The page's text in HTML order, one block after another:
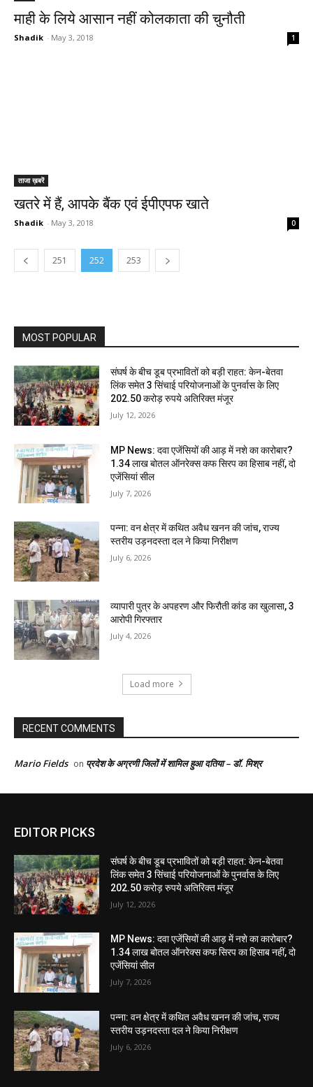
माही के लिये आसान नहीं कोलकाता की चुनौती
Shadik - May 3, 2018 1
ताजा ख़बरें
खतरे में हैं, आपके बैंक एवं ईपीएपफ खाते
Shadik - May 3, 2018 0
251 252 253
MOST POPULAR
संघर्ष के बीच डूब प्रभावितों को बड़ी राहत: केन-बेतवा
लिंक समेत 3 सिंचाई परियोजनाओं के पुनर्वास के लिए
202.50 करोड़ रुपये अतिरिक्त मंजूर
July 12, 2026
MP News: दवा एजेंसियों की आड़ में नशे का कारोबार?
1.34 लाख बोतल ऑनरेक्स कफ सिरप का हिसाब नहीं, दो
एजेंसियां सील
July 7, 2026
पन्ना: वन क्षेत्र में कथित अवैध खनन की जांच, राज्य
स्तरीय उड़नदस्ता दल ने किया निरीक्षण
July 6, 2026
व्यापारी पुत्र के अपहरण और फिरौती कांड का खुलासा, 3
आरोपी गिरफ्तार
July 4, 2026
Load more
RECENT COMMENTS
Mario Fields on प्रदेश के अग्रणी जिलों में शामिल हुआ दतिया – डॉ. मिश्र
EDITOR PICKS
संघर्ष के बीच डूब प्रभावितों को बड़ी राहत: केन-बेतवा
लिंक समेत 3 सिंचाई परियोजनाओं के पुनर्वास के लिए
202.50 करोड़ रुपये अतिरिक्त मंजूर
July 12, 2026
MP News: दवा एजेंसियों की आड़ में नशे का कारोबार?
1.34 लाख बोतल ऑनरेक्स कफ सिरप का हिसाब नहीं, दो
एजेंसियां सील
July 7, 2026
पन्ना: वन क्षेत्र में कथित अवैध खनन की जांच, राज्य
स्तरीय उड़नदस्ता दल ने किया निरीक्षण
July 6, 2026